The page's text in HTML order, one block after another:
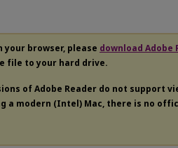
your browser, please download Adobe
file to your hard drive.
of Adobe Reader do not support
a modern (Intel) Mac, there is no